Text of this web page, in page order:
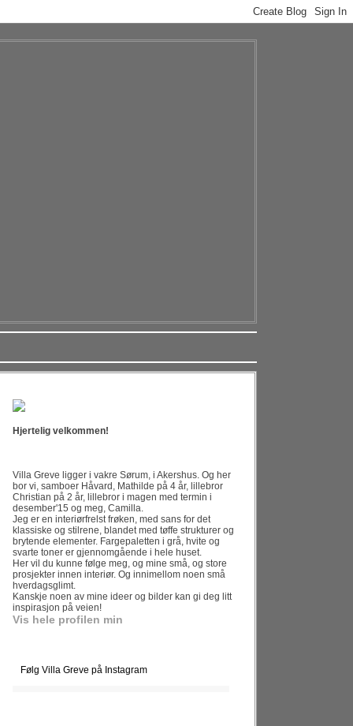
Hjertelig velkommen!
Villa Greve ligger i vakre Sørum, i Akershus. Og her
bor vi, samboer Håvard, Mathilde på 4 år, lillebror
Christian på 2 år, lillebror i magen med termin i
desember'15 og meg, Camilla.
Jeg er en interiørfrelst frøken, med sans for det
klassiske og stilrene, blandet med tøffe strukturer og
brytende elementer. Fargepaletten i grå, hvite og
svarte toner er gjennomgående i hele huset.
Her vil du kunne følge meg, og mine små, og store
prosjekter innen interiør. Og innimellom noen små
hverdagsglimt.
Kanskje noen av mine ideer og bilder kan gi deg litt
inspirasjon på veien!
Vis hele profilen min
Følg Villa Greve på Instagram